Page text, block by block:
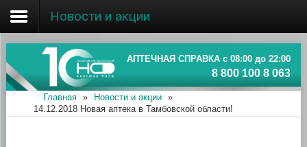
Главная
Об ассоциации
Наши аптеки
Новости и акции
АПТЕЧНАЯ СПРАВКА с 08:00 до 22:00
8 800 100 8 063
Главная » Новости и акции
»
14.12.2018 Новая аптека в Тамбовской области!